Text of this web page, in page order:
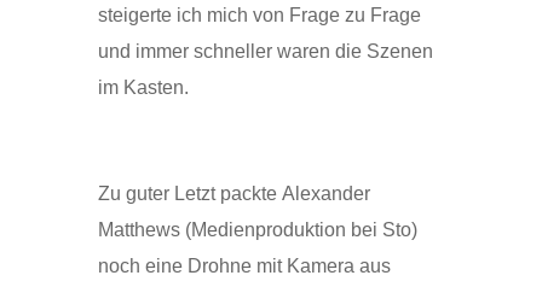
steigerte ich mich von Frage zu Frage
und immer schneller waren die Szenen
im Kasten.
Zu guter Letzt packte Alexander
Matthews (Medienproduktion bei Sto)
noch eine Drohne mit Kamera aus